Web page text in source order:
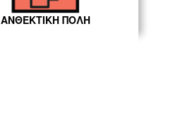
ΑΝΘΕΚΤΙΚΗ ΠΟΛΗ